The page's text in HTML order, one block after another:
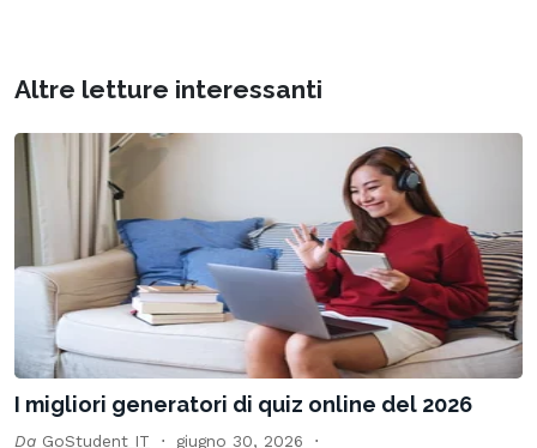
Altre letture interessanti
I migliori generatori di quiz online del 2026
Da GoStudent IT
giugno 30, 2026